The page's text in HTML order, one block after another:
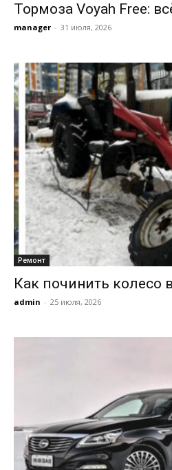
Тормоза Voyah Free:
manager - 31 июля, 2026
Ремонт
Как починить колесо
admin - 25 июля, 2026